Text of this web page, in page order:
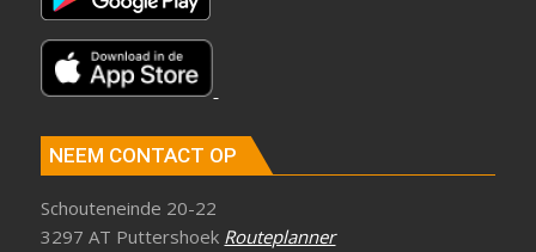
NEEM CONTACT OP
Schouteneinde 20-22
3297 AT Puttershoek Routeplanner